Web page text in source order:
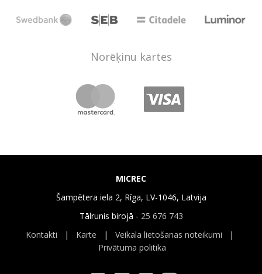
Norēķinu kartes
MICREC
Šampētera iela 2, Rīga, LV-1046, Latvija
Tālrunis birojā - 25 676 743
Kontakti | Karte | Veikala lietošanas noteikumi |
Privātuma politika